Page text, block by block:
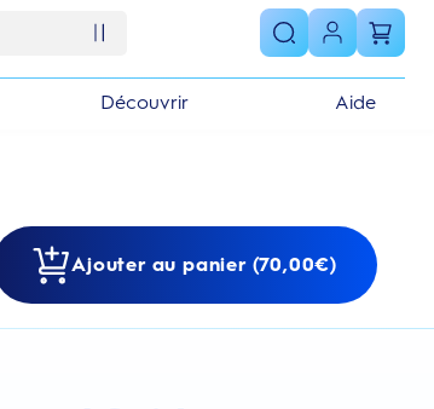
Découvrir Aide
Ajouter au panier (70,00€)